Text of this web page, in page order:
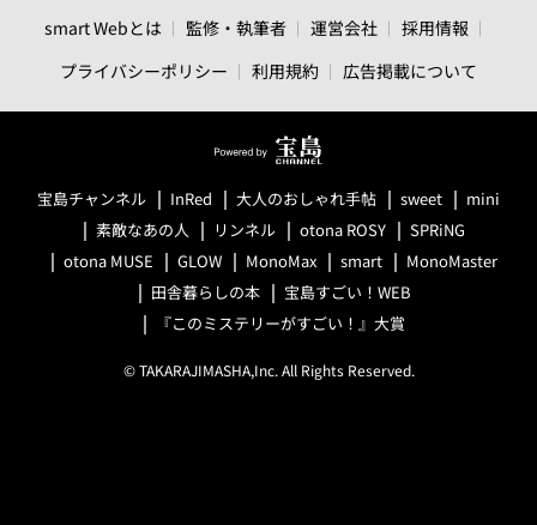
smart Webとは 監修・執筆者 運営会社
採用情報
プライバシーポリシー
利用規約 広告掲載について
宝島チャンネル InRed 大人のおしゃれ手帖 sweet
mini
素敵なあの人
リンネル otona ROSY
SPRiNG
otona MUSE
GLOW MonoMax smart
MonoMaster
田舎暮らしの本
宝島すごい！WEB
『このミステリーがすごい！』大賞
© TAKARAJIMASHA,Inc. All Rights Reserved.